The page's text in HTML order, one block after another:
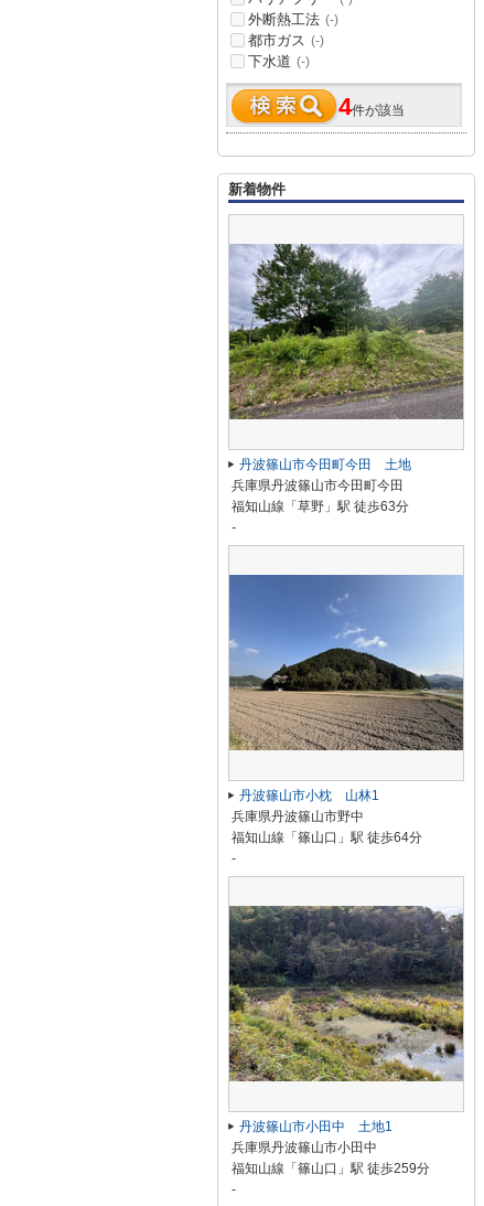
外断熱工法 (-)
都市ガス (-)
下水道 (-)
4件が該当
新着物件
丹波篠山市今田町今田 土地
兵庫県丹波篠山市今田町今田
福知山線「草野」駅 徒歩63分
-
丹波篠山市小枕 山林1
兵庫県丹波篠山市野中
福知山線「篠山口」駅 徒歩64分
-
丹波篠山市小田中 土地1
兵庫県丹波篠山市小田中
福知山線「篠山口」駅 徒歩259分
-